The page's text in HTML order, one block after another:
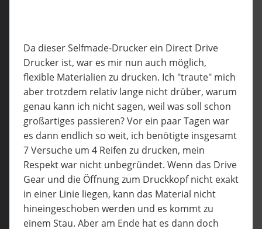
Da dieser Selfmade-Drucker ein Direct Drive
Drucker ist, war es mir nun auch möglich,
flexible Materialien zu drucken. Ich "traute" mich
aber trotzdem relativ lange nicht drüber, warum
genau kann ich nicht sagen, weil was soll schon
großartiges passieren? Vor ein paar Tagen war
es dann endlich so weit, ich benötigte insgesamt
7 Versuche um 4 Reifen zu drucken, mein
Respekt war nicht unbegründet. Wenn das Drive
Gear und die Öffnung zum Druckkopf nicht exakt
in einer Linie liegen, kann das Material nicht
hineingeschoben werden und es kommt zu
einem Stau. Aber am Ende hat es dann doch